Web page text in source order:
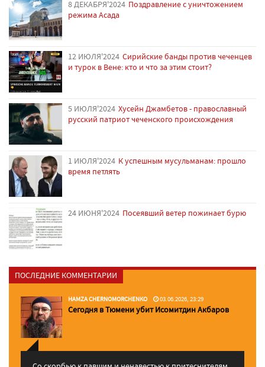
8 ДЕКАБРЯ'2024 Поздравление с уничтожением
режима Асада
12 ИЮЛЯ'2024 Сирийские банды против чеченцев
и турок в Вене: кто и что за этим стоит?
5 ИЮЛЯ'2024 Хусейн Джамбетов - православный
русский патриот чеченского происхождения
1 ИЮЛЯ'2024 К успешным мусульманам: прошло
время петлять
24 ИЮНЯ'2024 Посеявший ветер пожинает бурю
ПОСЛЕДНИЕ КОММЕНТАРИИ
HAMZA CHERNOMORCHENKO 03.06.2026, 23:29
Сегодня в Тюмени убит Исомитдин Акбаров